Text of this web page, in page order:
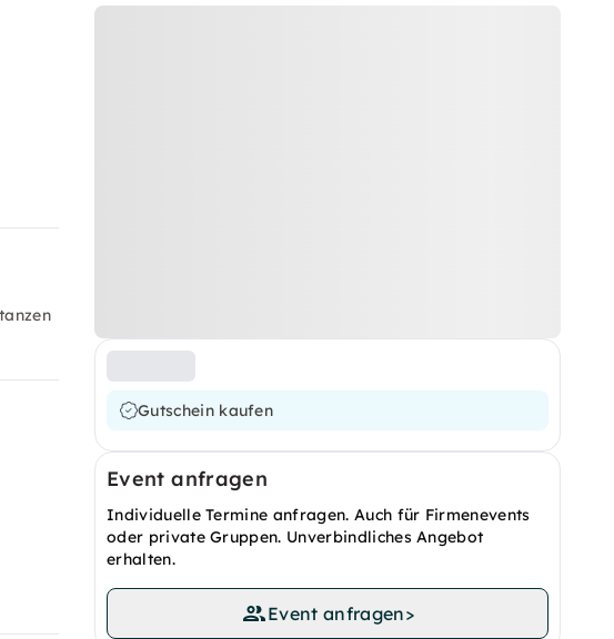
Gutschein kaufen
Event anfragen
Individuelle Termine anfragen. Auch für Firmenevents
oder private Gruppen. Unverbindliches Angebot
erhalten.
Event anfragen>